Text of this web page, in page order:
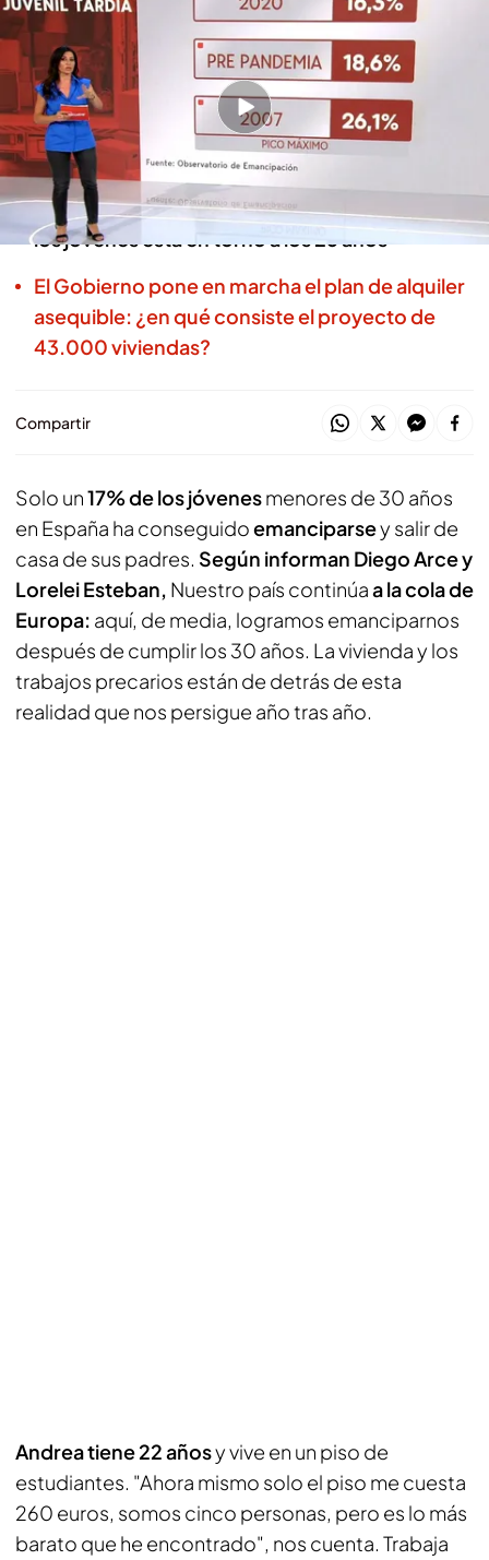
Redacción digital Noticias Cuatro
12 AGO 2024 - 20:32h.
Los jóvenes españoles, a la cola de Europa a la
hora de emanciparse
En Europa la edad media de emancipación de
los jóvenes está en torno a los 26 años
El Gobierno pone en marcha el plan de alquiler
asequible: ¿en qué consiste el proyecto de
43.000 viviendas?
Compartir
Solo un17% de los jóvenesmenores de 30 años
en España ha conseguidoemanciparsey salir de
casa de sus padres. Según informan Diego Arce y
Lorelei Esteban, Nuestro país continúaa la cola de
Europa: aquí, de media, logramos emanciparnos
después de cumplir los 30 años. La vivienda y los
trabajos precarios están de detrás de esta
realidad que nos persigue año tras año.
Andrea tiene 22 añosy vive en un piso de
estudiantes. "Ahora mismo solo el piso me cuesta
260 euros, somos cinco personas, pero es lo más
barato que he encontrado", nos cuenta. Trabaja